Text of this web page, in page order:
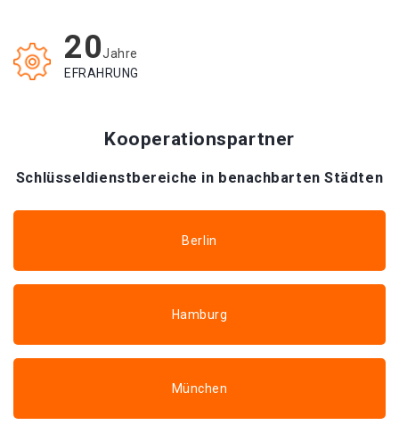
20Jahre
EFRAHRUNG
Kooperationspartner
Schlüsseldienstbereiche in benachbarten Städten
Berlin
Hamburg
München